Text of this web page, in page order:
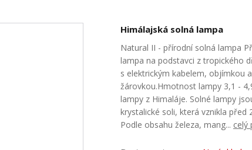
Himálajská solná lampa
Natural II - přírodní solná lampa
lampa na podstavci z tropického
s elektrickým kabelem, objímkou a
žárovkou.Hmotnost lampy 3,1 -
lampy z Himaláje. Solné lampy
krystalické soli, která vznikla před
Podle obsahu železa, mang... celý